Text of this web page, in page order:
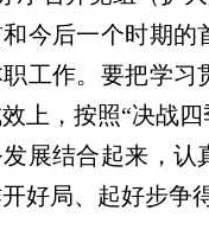
今后一个时期的
工作。要把学习
上，按照“决战
展结合起来，认
好局、起好步争